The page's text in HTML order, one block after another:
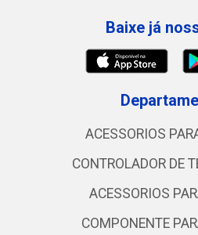
Baixe já
ACESSORIOS
CONTROLADOR DE
ACESSORIOS
COMPONENTE